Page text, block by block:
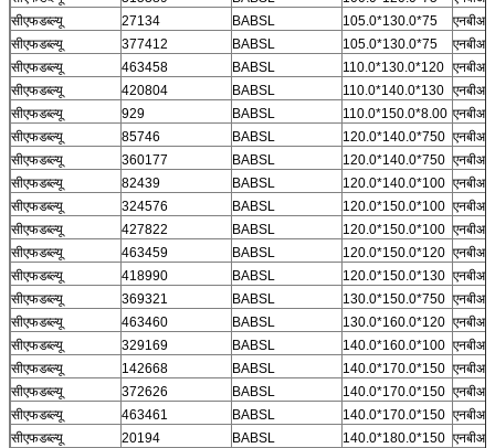
सीएफडब्ल्यू
27134 BABSL 105.0*130.0*75
एनबीआर
सीएफडब्ल्यू
377412 BABSL 105.0*130.0*75
एनबीआर
सीएफडब्ल्यू
463458 BABSL 110.0*130.0*120 एनबीआर
सीएफडब्ल्यू
420804 BABSL 110.0*140.0*130 एनबीआर
सीएफडब्ल्यू
929 BABSL 110.0*150.0*8.00 एनबीआर
सीएफडब्ल्यू
85746 BABSL 120.0*140.0*750 एनबीआर
सीएफडब्ल्यू
360177 BABSL 120.0*140.0*750 एनबीआर
सीएफडब्ल्यू
82439 BABSL 120.0*140.0*100 एनबीआर
सीएफडब्ल्यू
324576 BABSL 120.0*150.0*100 एनबीआर
सीएफडब्ल्यू
427822 BABSL 120.0*150.0*100 एनबीआर
सीएफडब्ल्यू
463459 BABSL 120.0*150.0*120 एनबीआर
सीएफडब्ल्यू
418990 BABSL 120.0*150.0*130 एनबीआर
सीएफडब्ल्यू
369321 BABSL 130.0*150.0*750 एनबीआर
सीएफडब्ल्यू
463460 BABSL 130.0*160.0*120 एनबीआर
सीएफडब्ल्यू
329169 BABSL 140.0*160.0*100 एनबीआर
सीएफडब्ल्यू
142668 BABSL 140.0*170.0*150 एनबीआर
सीएफडब्ल्यू
372626 BABSL 140.0*170.0*150 एनबीआर
सीएफडब्ल्यू
463461 BABSL 140.0*170.0*150 एनबीआर
सीएफडब्ल्यू
20194 BABSL 140.0*180.0*150 एनबीआर